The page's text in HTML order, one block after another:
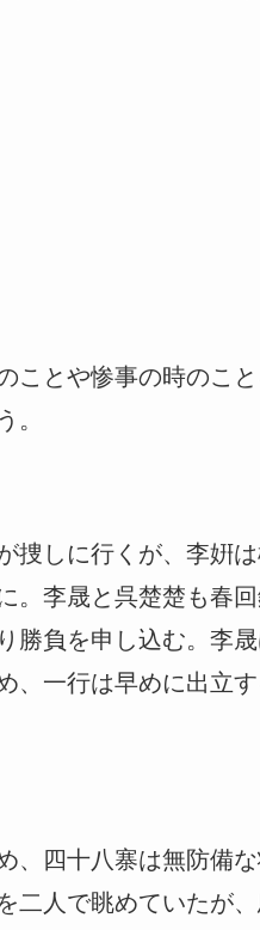
ことや惨事の時のこと
。
捜しに行くが、李姸
。李晟と呉楚楚も春
勝負を申し込む。李晟
、一行は早めに出立す
、四十八寨は無防備
二人で眺めていたが、